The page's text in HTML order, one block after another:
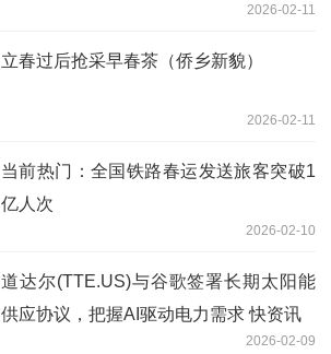
2026-02-11
立春过后抢采早春茶（侨乡新貌）
2026-02-11
当前热门：全国铁路春运发送旅客突破1
亿人次
2026-02-10
道达尔(TTE.US)与谷歌签署长期太阳能
供应协议，把握AI驱动电力需求 快资讯
2026-02-09